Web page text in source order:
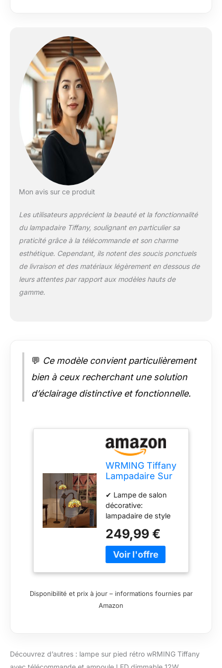
lampe est unique,
design coloré, la
surface est lisse, ne
se décolore jamais ✔
Dimensions: hauteur
totale 165 cm,
diamètre abat-jour 30
cm, bases E27, type
de source lumineuse:
lampe à
✔ Scène applicable:
le lampadaire Tiffany
s'adapte
parfaitement au
à la chambre, à la
salle à manger ou à
terminer
l'assemblage, le
intégré avec de la
lampe pour assurer
un état sûr et parfait
Mon avis sur ce produit
Les utilisateurs apprécient la beauté et la fonctionnalité
du lampadaire Tiffany, soulignant en particulier sa
praticité grâce à la télécommande et son charme
esthétique. Cependant, ils notent des soucis ponctuels
de livraison et des matériaux légèrement en dessous de
leurs attentes par rapport aux modèles hauts de
gamme.
💬 Ce modèle convient particulièrement
bien à ceux recherchant une solution
d’éclairage distinctive et fonctionnelle.
WRMING Tiffany
Lampadaire Sur
avec
Télécommande
Rétro Lampe de
Lecture pour
Chambre Bureau
Restauran, avec
12W LED
Dimmable
Multicolore Abat-
✔ Lampe de salon
décorative:
lampadaire de style
salon L'abat-jour est
orné de beaux
vitraux, les
meubles de maison,
mais peuvent
Abat-jour fait à la
249,99 €
Disponibilité et prix à jour – informations fournies par
Amazon
Découvrez d’autres : lampe sur pied rétro wRMING Tiffany